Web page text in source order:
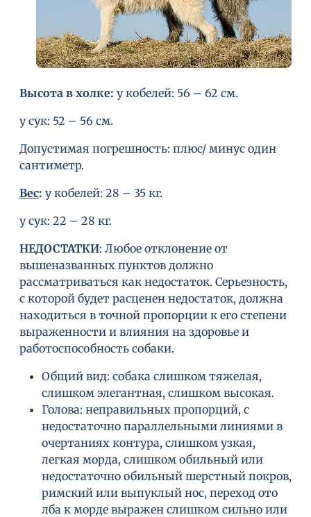
Высота в холке: у кобелей: 56 – 62 см.
у сук: 52 – 56 см.
Допустимая погрешность: плюс/ минус один
сантиметр.
Вес: у кобелей: 28 – 35 кг.
у сук: 22 – 28 кг.
НЕДОСТАТКИ: Любое отклонение от
вышеназванных пунктов должно
рассматриваться как недостаток. Серьезность,
с которой будет расценен недостаток, должна
находиться в точной пропорции к его степени
выраженности и влияния на здоровье и
работоспособность собаки.
Общий вид: собака слишком тяжелая,
слишком элегантная, слишком высокая.
Голова: неправильных пропорций, с
недостаточно параллельными линиями в
очертаниях контура, слишком узкая,
легкая морда, слишком обильный или
недостаточно обильный шерстный покров,
римский или выпуклый нос, переход ото
лба к морде выражен слишком сильно или